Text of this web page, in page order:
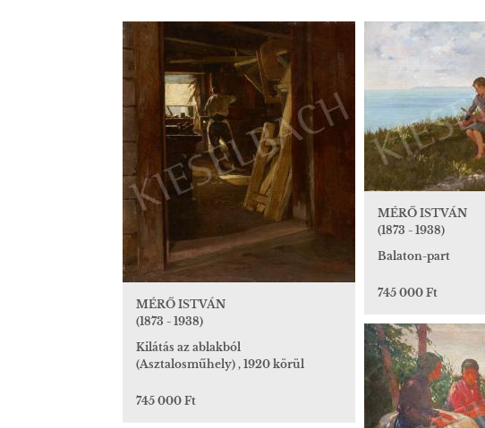
MÉRŐ ISTVÁN
(1873 - 1938)
Kilátás az ablakból
(Asztalosműhely) , 1920 körül
745 000 Ft
MÉRŐ ISTVÁN
(1873 - 1938)
Balaton-part
745 000 Ft